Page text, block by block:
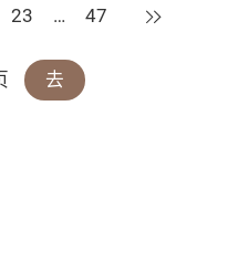
23 … 47 下一页
去